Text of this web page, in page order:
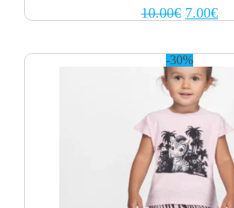
10.00€ Original
price
7.00€
-30%